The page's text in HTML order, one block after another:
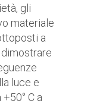
gli
materiale
a
luce e
C a